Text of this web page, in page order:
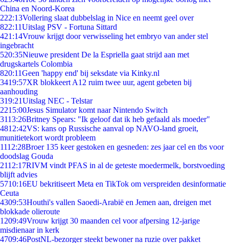
China en Noord-Korea
222:13Vollering slaat dubbelslag in Nice en neemt geel over
822:11Uitslag PSV - Fortuna Sittard
421:14Vrouw krijgt door verwisseling het embryo van ander stel
ingebracht
520:35Nieuwe president De la Espriella gaat strijd aan met
drugskartels Colombia
820:11Geen 'happy end' bij seksdate via Kinky.nl
3419:57XR blokkeert A12 ruim twee uur, agent gebeten bij
aanhouding
319:21Uitslag NEC - Telstar
2215:00Jesus Simulator komt naar Nintendo Switch
3113:26Britney Spears: "Ik geloof dat ik heb gefaald als moeder"
4812:42VS: kans op Russische aanval op NAVO-land groeit,
munitietekort wordt probleem
1112:28Broer 135 keer gestoken en gesneden: zes jaar cel en tbs voor
doodslag Gouda
2112:17RIVM vindt PFAS in al de geteste moedermelk, borstvoeding
blijft advies
5710:16EU bekritiseert Meta en TikTok om verspreiden desinformatie
Ceuta
4309:53Houthi's vallen Saoedi-Arabië en Jemen aan, dreigen met
blokkade olieroute
1209:49Vrouw krijgt 30 maanden cel voor afpersing 12-jarige
misdienaar in kerk
4709:46PostNL-bezorger steekt bewoner na ruzie over pakket